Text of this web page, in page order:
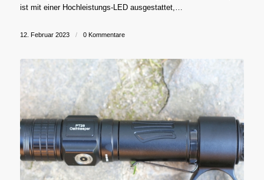
ist mit einer Hochleistungs-LED ausgestattet,…
12. Februar 2023 / 0 Kommentare